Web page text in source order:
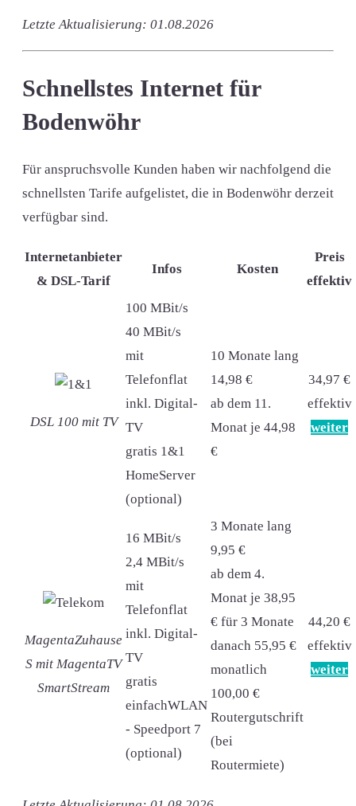
Letzte Aktualisierung: 01.08.2026
Schnellstes Internet für
Bodenwöhr
Für anspruchsvolle Kunden haben wir nachfolgend die
schnellsten Tarife aufgelistet, die in Bodenwöhr derzeit
verfügbar sind.
Internetanbieter
& DSL-Tarif
Infos Kosten
Preis
effektiv
DSL 100 mit TV
100 MBit/s
40 MBit/s
mit
Telefonflat
inkl. Digital-
TV
gratis 1&1
HomeServer
(optional)
10 Monate lang
14,98 €
ab dem 11.
Monat je 44,98
€
34,97 €
effektiv
weiter
MagentaZuhause
S mit MagentaTV
SmartStream
16 MBit/s
2,4 MBit/s
mit
Telefonflat
inkl. Digital-
TV
gratis
einfachWLAN
- Speedport 7
(optional)
3 Monate lang
9,95 €
ab dem 4.
Monat je 38,95
€ für 3 Monate
danach 55,95 €
monatlich
100,00 €
Routergutschrift
(bei
Routermiete)
44,20 €
effektiv
weiter